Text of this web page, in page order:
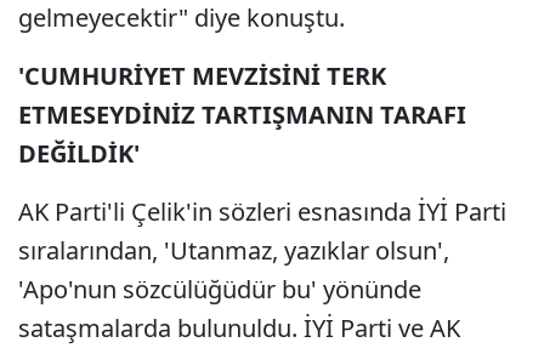
gelmeyecektir" diye konuştu.
'CUMHURİYET MEVZİSİNİ TERK
ETMESEYDİNİZ TARTIŞMANIN TARAFI
DEĞİLDİK'
AK Parti'li Çelik'in sözleri esnasında İYİ Parti
sıralarından, 'Utanmaz, yazıklar olsun',
'Apo'nun sözcülüğüdür bu' yönünde
sataşmalarda bulunuldu. İYİ Parti ve AK